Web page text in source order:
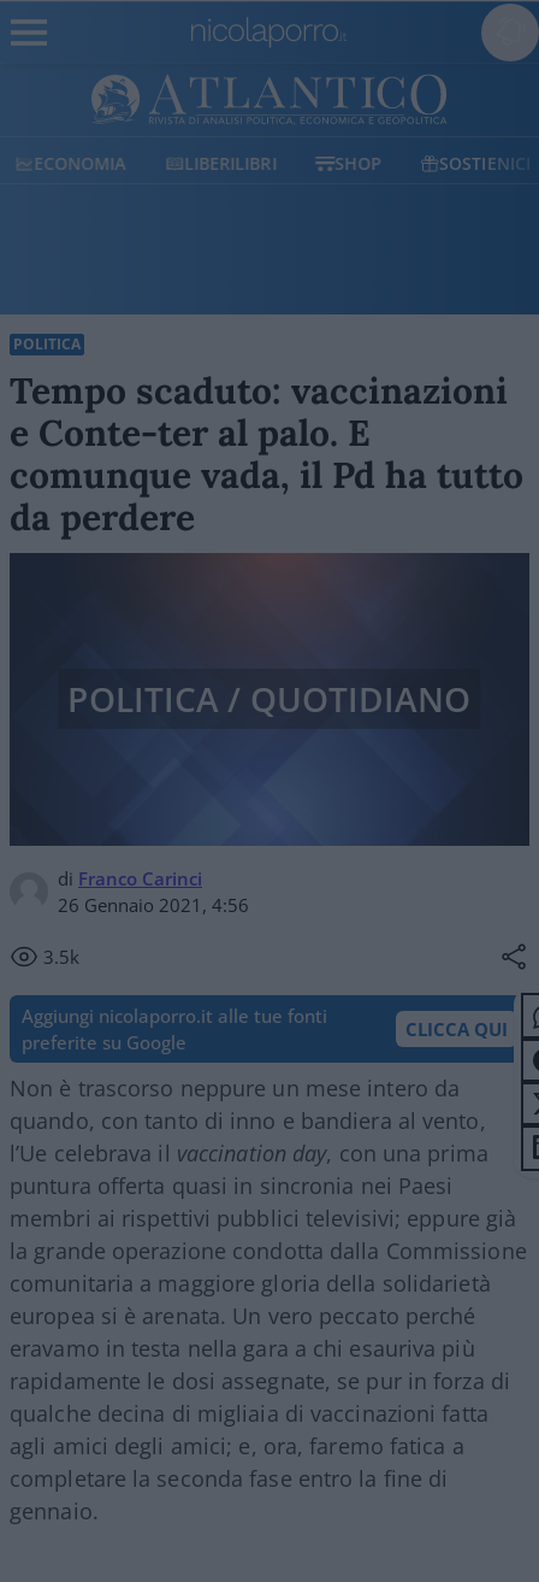
ECONOMIA LIBERILIBRI SHOP SOSTIENICI
POLITICA
Tempo scaduto: vaccinazioni
e Conte-ter al palo. E
comunque vada, il Pd ha tutto
da perdere
di Franco Carinci
26 Gennaio 2021, 4:56
3.5k
POLITICA / QUOTIDIANO
Aggiungi nicolaporro.it alle tue fonti
preferite su Google
CLICCA QUI
Non è trascorso neppure un mese intero da
quando, con tanto di inno e bandiera al vento,
l’Ue celebrava il vaccination day, con una prima
puntura offerta quasi in sincronia nei Paesi
membri ai rispettivi pubblici televisivi; eppure già
la grande operazione condotta dalla Commissione
comunitaria a maggiore gloria della solidarietà
europea si è arenata. Un vero peccato perché
eravamo in testa nella gara a chi esauriva più
rapidamente le dosi assegnate, se pur in forza di
qualche decina di migliaia di vaccinazioni fatta
agli amici degli amici; e, ora, faremo fatica a
completare la seconda fase entro la fine di
gennaio.